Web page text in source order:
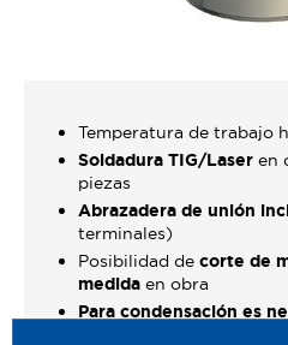
Temperatura de trabajo
Soldadura TIG/Laser en
piezas
Abrazadera de unión
terminales)
Posibilidad de corte de
medida en obra
Para condensación es